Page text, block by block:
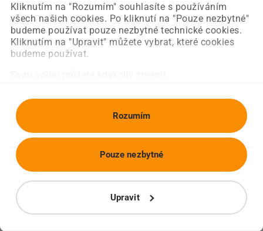
Kliknutím na "Rozumím" souhlasíte s používáním
všech našich cookies. Po kliknutí na "Pouze nezbytné"
budeme používat pouze nezbytné technické cookies.
Kliknutím na "Upravit" můžete vybrat, které cookies
budeme používat.
Rozumím
Upravit
Pouze nezbytné
Obnovit stránku Úvodní strana